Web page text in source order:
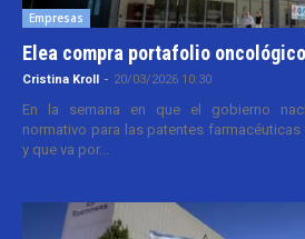
Empresas
Elea compra portafolio
Cristina Kroll - 20/03/2026 10:30
En la semana en que el gobierno
normativo para las patentes
y que va por...